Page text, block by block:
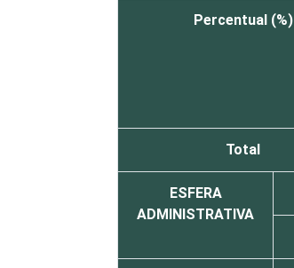
Percentual (%)
Total
ESFERA
ADMINISTRATIVA